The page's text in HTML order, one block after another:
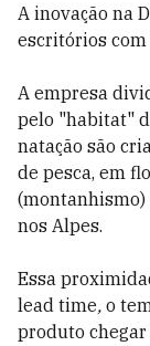
A inovação na
escritórios
A empresa
pelo "habitat"
natação são
de pesca, em
(montanhismo)
nos Alpes.
Essa
lead time, o
produto chegar